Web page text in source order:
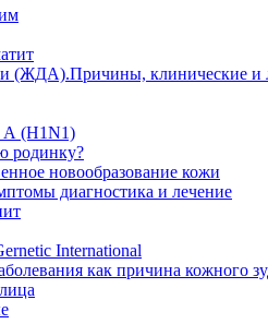
(ЖДА).Причины, клинические и
А (H1N1)
родинку?
новообразование кожи
диагностика и лечение
International
как причина кожного